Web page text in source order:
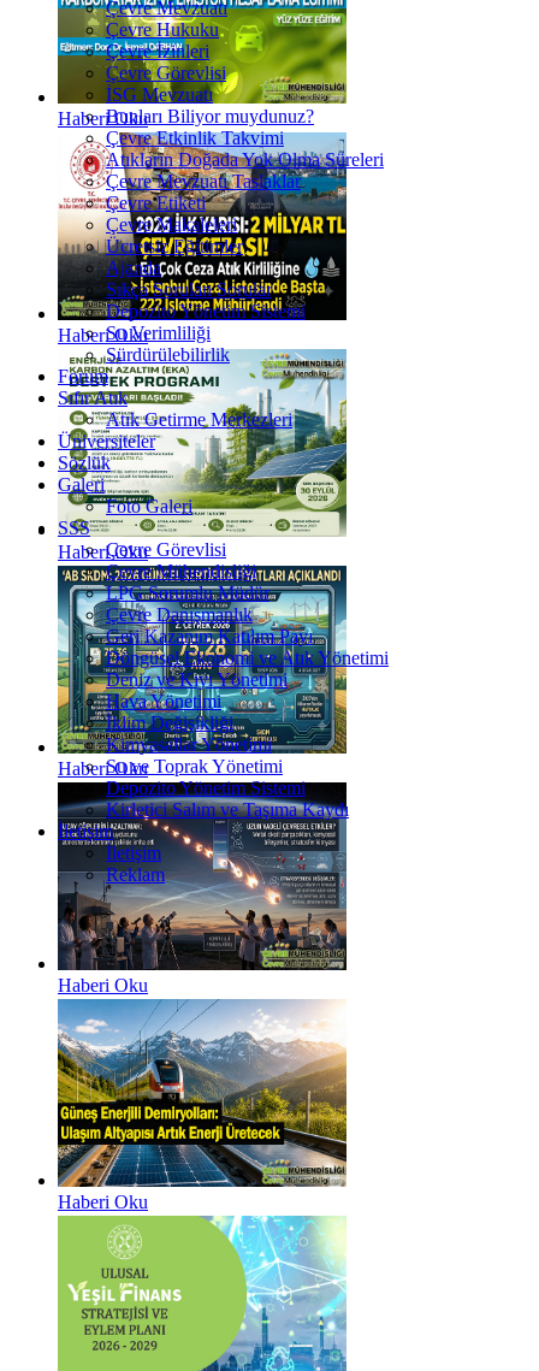
Haberi Oku
Haberi Oku
Haberi Oku
Haberi Oku
Haberi Oku
Haberi Oku
Çevre Mevzuatı
Çevre Hukuku
Çevre İzinleri
Çevre Görevlisi
İSG Mevzuatı
Bunları Biliyor muydunuz?
Çevre Etkinlik Takvimi
Atıkların Doğada Yok Olma Süreleri
Çevre Mevzuatı Taslaklar
Çevre Etiketi
Çevre Makaleleri
Ücretsiz Eğitimler
Ajanda
Sıkça Sorulan Sorular
Depozito Yönetim Sistemi
Su Verimliliği
Sürdürülebilirlik
Forum
Sıfır Atık
Atık Getirme Merkezleri
Üniversiteler
Sözlük
Galeri
Foto Galeri
SSS
Çevre Görevlisi
Çevre Mühendisliği
LPG Sorumlu Müdür
Çevre Danışmanlık
Geri Kazanım Katılım Payı
Döngüsel Ekonomi ve Atık Yönetimi
Deniz ve Kıyı Yönetimi
Hava Yönetimi
İklim Değişikliği
Kimyasallar Yönetimi
Su ve Toprak Yönetimi
Depozito Yönetim Sistemi
Kirletici Salım ve Taşıma Kaydı
İletişim
İletişim
Reklam